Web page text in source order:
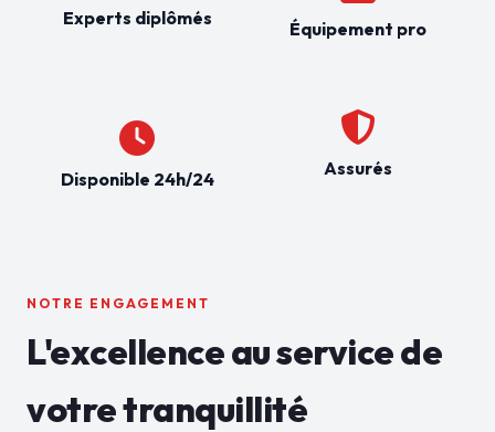
Experts diplômés
Disponible 24h/24
Équipement pro
Assurés
NOTRE ENGAGEMENT
L'excellence au service de
votre tranquillité